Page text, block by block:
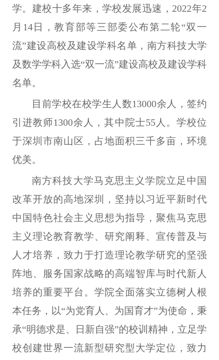
学。建校十多年来，学校发展迅速， 2022年2
月14日，教育部等三部委公布第二轮“双一
流”建设高校及建设学科名单，南方科技大学
及数学学科入选“双一流”建设高校及建设学科
名单。
目前学校在校学生人数13000余人，签约
引进教师1300余人，其中院士55人。学校位
于深圳市南山区，占地面积三千多亩，环境
优美。
南方科技大学马克思主义学院立足中国
改革开放的高地深圳，坚持以习近平新时代
中国特色社会主义思想为指导，聚焦马克思
主义理论教育教学、研究阐释、宣传普及与
人才培养，致力于打造理论教学研究的坚强
阵地、服务国家战略的高端智库与时代新人
培养的重要平台。学院全面落实立德树人根
本任务，以“为党育人、为国育才”为使命，秉
承“明德求是、日新自强”的校训精神，立足学
校创建世界一流新型研究型大学定位，致力